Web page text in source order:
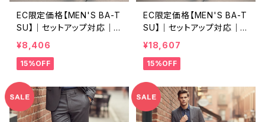
EC限定価格【MEN'S BA-T
SU】｜セットアップ対応｜
ナチュラルスリム ストレッチ
パンツ｜軽量・高伸縮・洗練
シルエット｜メンズ カジュ
ンボーン｜シャドウブルー
¥8,406
15%OFF
EC限定価格【MEN'S BA-T
SU】｜セットアップ対応｜
ナチュラルスリム ストレッチ
ジャケット｜軽量・高伸縮・
洗練シルエット｜メンズ カ
シャドウブルー
¥18,607
15%OFF